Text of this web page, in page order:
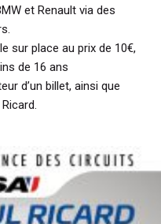
et Renault via des
sur place au prix de 10€,
de 16 ans
d’un billet, ainsi que